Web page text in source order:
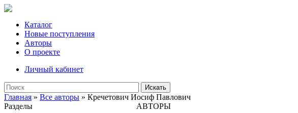
Каталог
Новые поступления
Авторы
О проекте
Личный кабинет
Искать
Главная » Все авторы » Кречетович Иосиф Павлович
Разделы
АВТОРЫ